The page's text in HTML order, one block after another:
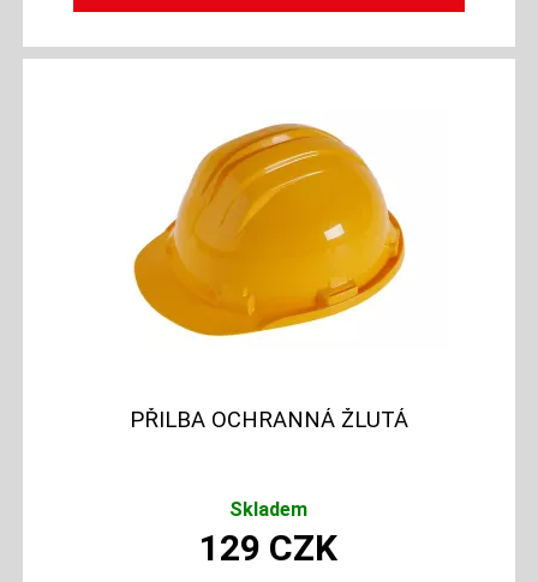
PŘILBA OCHRANNÁ ŽLUTÁ
Skladem
129 CZK